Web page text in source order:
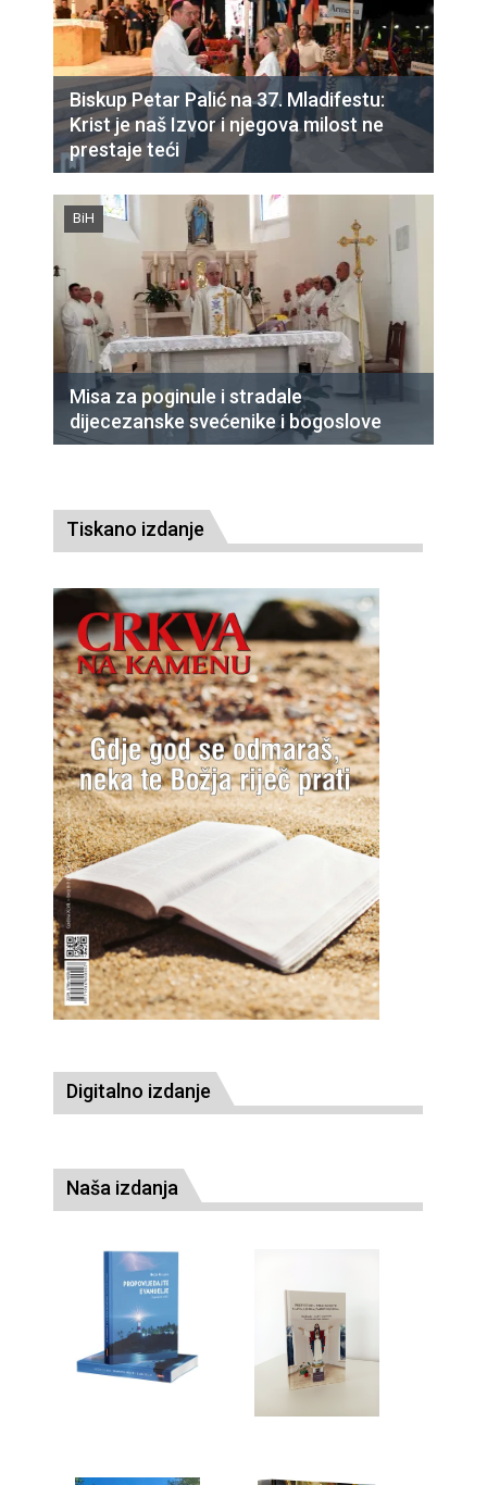
Biskup Petar Palić na 37. Mladifestu:
Krist je naš Izvor i njegova milost ne
prestaje teći
BiH
Misa za poginule i stradale
dijecezanske svećenike i bogoslove
Tiskano izdanje
Digitalno izdanje
Naša izdanja